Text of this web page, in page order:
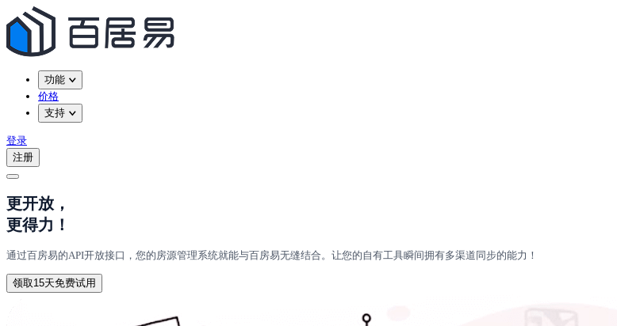
功能
价格
支持
登录
注册
更开放，
更得力！
通过百房易的API开放接口，您的房源管理系统就能与百房易无缝结合。让您的自有工具瞬间拥有多渠道同步的能力！
领取15天免费试用